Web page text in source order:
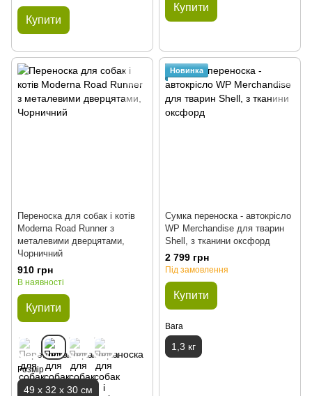
Купити
Купити
Переноска для собак і котів
Moderna Road Runner з
металевими дверцятами,
Чорничний
910 грн
В наявності
Купити
Розмір
49 х 32 х 30 см
Новинка
Сумка переноска - автокрісло
WP Merchandise для тварин
Shell, з тканини оксфорд
2 799 грн
Під замовлення
Купити
Вага
1,3 кг